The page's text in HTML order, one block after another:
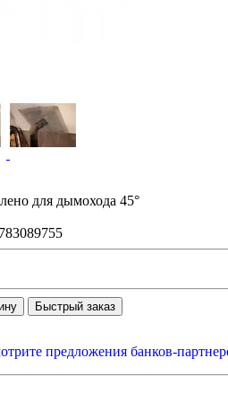
для дымохода 45°
Быстрый заказ
предложения банков-